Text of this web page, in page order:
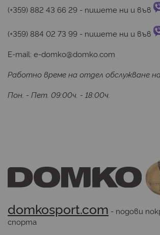
(+359) 882 43 66 29 - пишете ни и във
(+359) 884 02 73 99 - пишете ни и във
E-mail: e-domko@domko.com
Работно време на отдел обслужване
Пон. - Пет. 09:00ч. - 18:00ч.
domkosport.com - подови
спорта